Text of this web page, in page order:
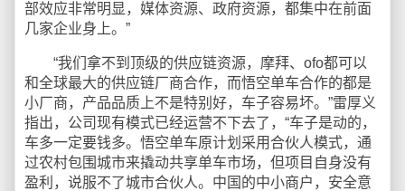
部效应非常明显，媒体资源、政府资源，都集中在前面
几家企业身上。”
“我们拿不到顶级的供应链资源，摩拜、ofo都可以
和全球最大的供应链厂商合作，而悟空单车合作的都是
小厂商，产品品质上不是特别好，车子容易坏。”雷厚义
指出，公司现有模式已经运营不下去了，“车子是动的，
车多一定要钱多。悟空单车原计划采用合伙人模式，通
过农村包围城市来撬动共享单车市场，但项目自身没有
盈利，说服不了城市合伙人。中国的中小商户，安全意